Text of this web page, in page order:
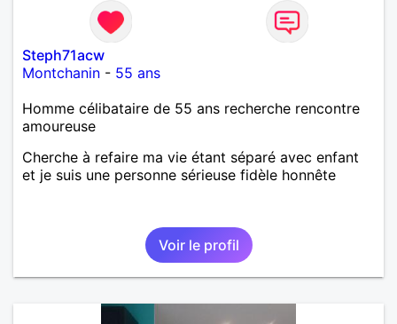
Steph71acw
Montchanin - 55 ans
Homme célibataire de 55 ans recherche rencontre
amoureuse
Cherche à refaire ma vie étant séparé avec enfant
et je suis une personne sérieuse fidèle honnête
Voir le profil